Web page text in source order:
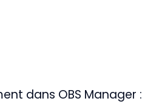
dans OBS Manager :